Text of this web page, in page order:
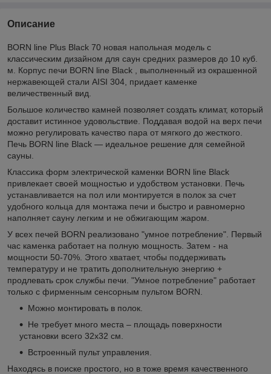
Описание
BORN line Plus Black 70 новая напольная модель c
классическим дизайном для саун средних размеров до 10 куб.
м. Корпус печи BORN line Black , выполненный из окрашенной
нержавеющей стали AISI 304, придает каменке
величественный вид.
Большое количество камней позволяет создать климат, который
доставит истинное удовольствие. Поддавая водой на верх печи
можно регулировать качество пара от мягкого до жесткого.
Печь BORN line Black — идеальное решение для семейной
сауны.
Классика форм электрической каменки BORN line Black
привлекает своей мощностью и удобством установки. Печь
устанавливается на пол или монтируется в полок за счет
удобного кольца для монтажа печи и быстро и равномерно
наполняет сауну легким и не обжигающим жаром.
У всех печей BORN реализовано "умное потребление". Первый
час каменка работает на полную мощность. Затем - на
мощности 50-70%. Этого хватает, чтобы поддерживать
температуру и не тратить дополнительную энергию +
продлевать срок службы печи. "Умное потребление" работает
только с фирменным сенсорным пультом BORN.
Можно монтировать в полок.
Не требует много места – площадь поверхности
установки всего 32х32 см.
Встроенный пульт управления.
Находясь в поиске простого, но в тоже время качественного